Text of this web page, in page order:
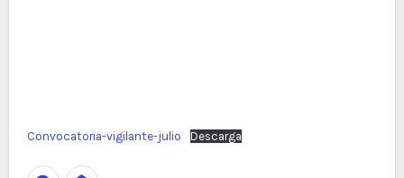
Convocatoria-vigilante-julio Descarga